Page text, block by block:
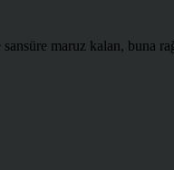
sansüre maruz kalan, buna